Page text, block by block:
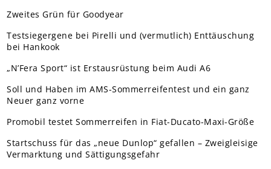
Zweites Grün für Goodyear
Testsiegergene bei Pirelli und (vermutlich) Enttäuschung
bei Hankook
„N’Fera Sport“ ist Erstausrüstung beim Audi A6
Soll und Haben im AMS-Sommerreifentest und ein ganz
Neuer ganz vorne
Promobil testet Sommerreifen in Fiat-Ducato-Maxi-Größe
Startschuss für das „neue Dunlop“ gefallen – Zweigleisige
Vermarktung und Sättigungsgefahr